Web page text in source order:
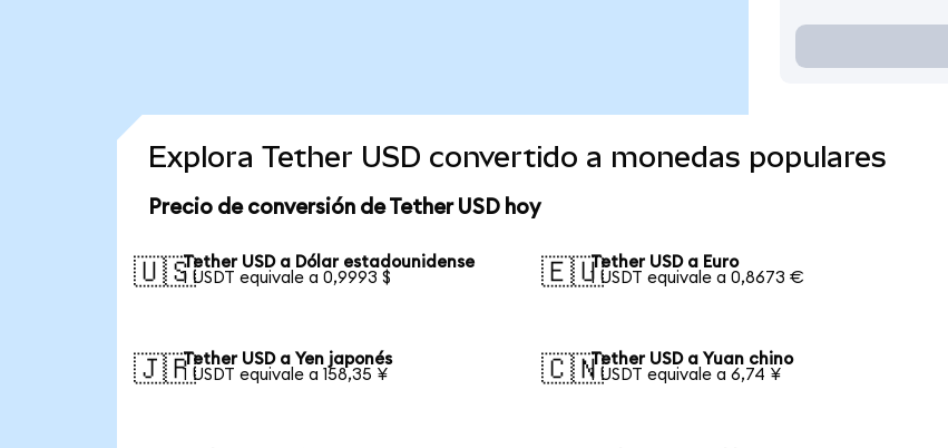
Explora Tether USD convertido a monedas populares
Precio de conversión de Tether USD hoy
🇺🇸Tether USD a Dólar estadounidense
1 USDT equivale a 0,9993 $
🇪🇺Tether USD a Euro
1 USDT equivale a 0,8673 €
🇯🇵Tether USD a Yen japonés
1 USDT equivale a 158,35 ¥
🇨🇳Tether USD a Yuan chino
1 USDT equivale a 6,74 ¥